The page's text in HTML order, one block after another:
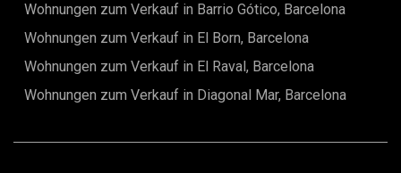
oder eventuelle Finanzierungskosten.
Wohnungen zum Verkauf in Barrio Gótico, Barcelona
Wohnungen zum Verkauf in El Born, Barcelona
Wohnungen zum Verkauf in El Raval, Barcelona
Wohnungen zum Verkauf in Diagonal Mar, Barcelona